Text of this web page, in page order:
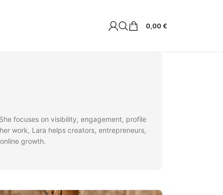
0,00€
focuses on visibility, engagement, profile
work, Lara helps creators, entrepreneurs,
growth.